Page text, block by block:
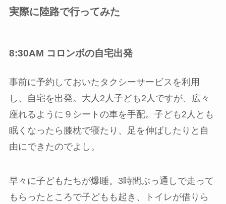
実際に陸路で行ってみた
8:30AM コロンボの自宅出発
事前に予約しておいたタクシーサービスを利用
し、自宅を出発。大人2人子ども2人ですが、広々
座れるように９シートの車を手配。子ども2人とも
眠くなったら膝枕で寝たり、足を伸ばしたりと自
由にできたのでよし。
早々に子どもたちが爆睡。3時間ぶっ通しで走って
もらったところで子どもも起き、トイレが借りら